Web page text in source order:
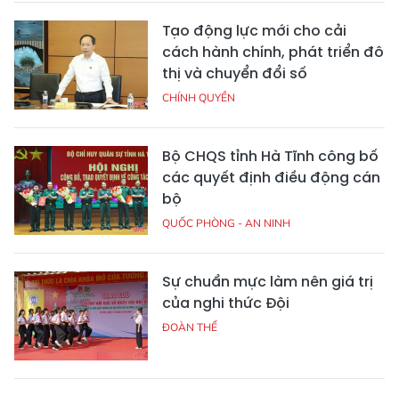
Tạo động lực mới cho cải
cách hành chính, phát triển đô
thị và chuyển đổi số
CHÍNH QUYỀN
Bộ CHQS tỉnh Hà Tĩnh công bố
các quyết định điều động cán
bộ
QUỐC PHÒNG - AN NINH
Sự chuẩn mực làm nên giá trị
của nghi thức Đội
ĐOÀN THỂ